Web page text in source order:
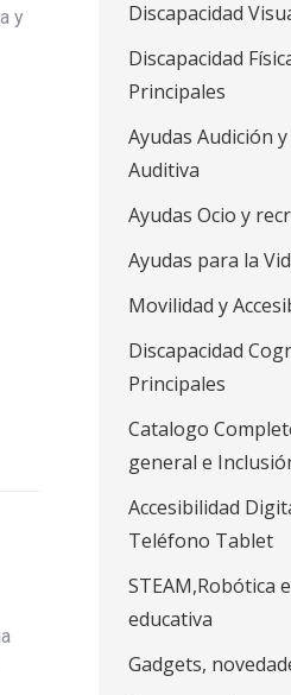
y
Discapacidad
Discapacidad
Principales
Ayudas Audición
Auditiva
Ayudas Ocio y
Ayudas para la
Movilidad y
Discapacidad
Principales
Catalogo
general e
Accesibilidad
Teléfono Tablet
STEAM,Robótica
educativa
Gadgets,